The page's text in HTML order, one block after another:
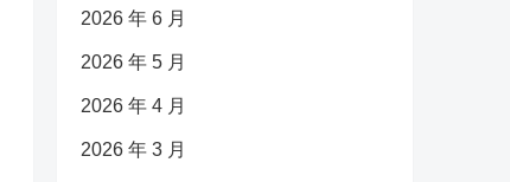
2026 年 6 月
2026 年 5 月
2026 年 4 月
2026 年 3 月